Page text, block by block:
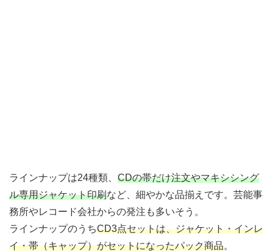
ラインナップは24種類、 CDの帯だけ注文やマキシシング
ル専用ジャケット印刷など、細やかな品揃えです。芸能事
務所やレコード会社からの発注も多いそう。
ラインナップのうちCD3点セットは、ジャケット・インレ
イ・帯（キャップ）がセットになったパック商品。